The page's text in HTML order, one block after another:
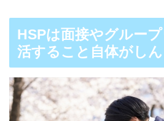
HSPは面接やグルー
活すること自体がし